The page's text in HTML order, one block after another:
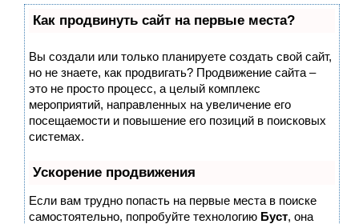
Как продвинуть сайт на первые места?
Вы создали или только планируете создать свой сайт,
но не знаете, как продвигать? Продвижение сайта –
это не просто процесс, а целый комплекс
мероприятий, направленных на увеличение его
посещаемости и повышение его позиций в поисковых
системах.
Ускорение продвижения
Если вам трудно попасть на первые места в поиске
самостоятельно, попробуйте технологию Буст, она
Файловый сервер
Сервер доступа
Коммуникативный сервер
Примеры серверов
Сайты
Joomla
Wordpress
HTML 5